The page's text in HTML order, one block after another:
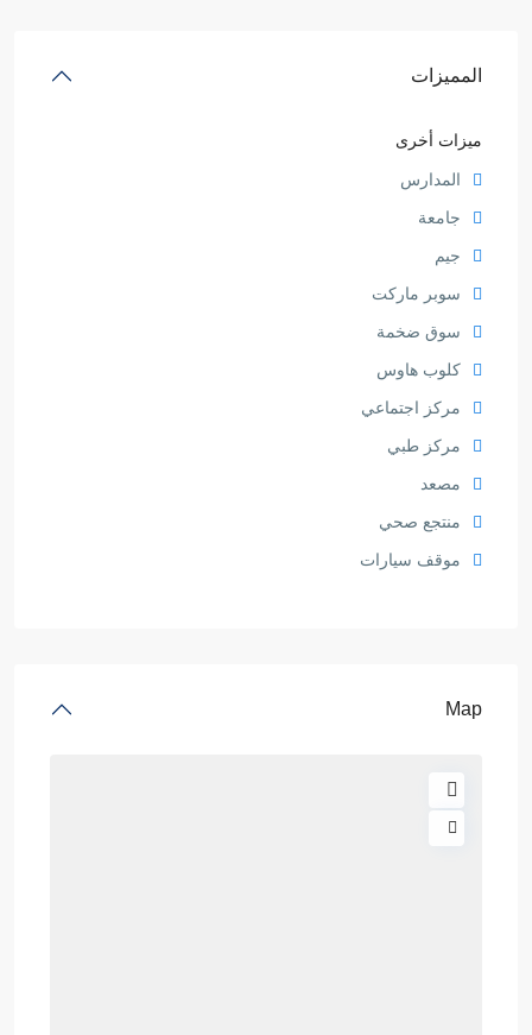
المميزات
ميزات أخرى
المدارس
جامعة
جيم
سوبر ماركت
سوق ضخمة
كلوب هاوس
مركز اجتماعي
مركز طبي
مصعد
منتجع صحي
موقف سيارات
Map